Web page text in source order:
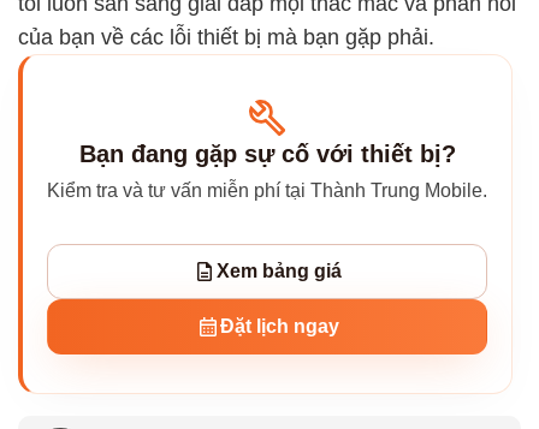
của bạn về các lỗi thiết bị mà bạn gặp phải.
Bạn đang gặp sự cố với thiết bị?
Kiểm tra và tư vấn miễn phí tại Thành Trung Mobile.
Xem bảng giá
Đặt lịch ngay